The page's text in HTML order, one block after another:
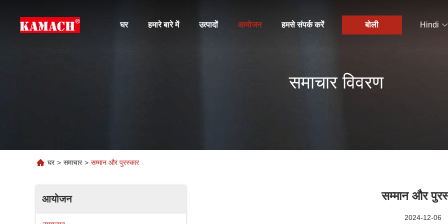
घर हमारे बारे में उत्पादों आयोजन हमसे संपर्क करें बोली Hindi
समाचार विवरण
घर > समाचार > सम्मान और पुरस्कार
आयोजन सम्मान और
2024-12-06